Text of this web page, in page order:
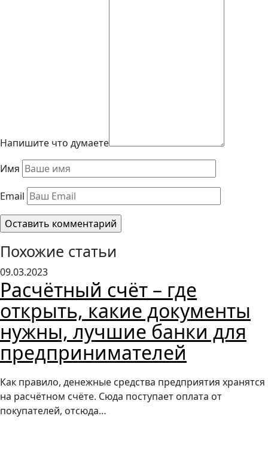
Напишите что думаете
Имя
Email
Похожие статьи
09.03.2023
Расчётный счёт – где
открыть, какие документы
нужны, лучшие банки для
предпринимателей
Как правило, денежные средства предприятия хранятся
на расчётном счёте. Сюда поступает оплата от
покупателей, отсюда…